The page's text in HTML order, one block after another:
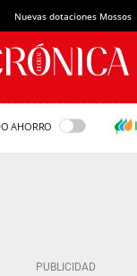
Nuevas dotaciones Mossos
AHORRO